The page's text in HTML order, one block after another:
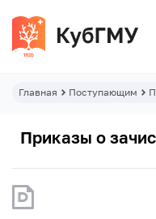
Главная Поступающим
Приказы о